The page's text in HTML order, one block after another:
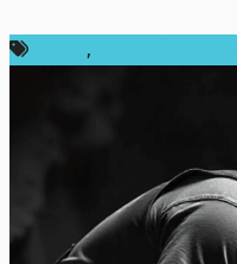
,